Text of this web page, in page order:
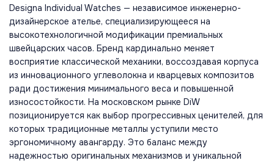
Designa Individual Watches — независимое инженерно-
дизайнерское ателье, специализирующееся на
высокотехнологичной модификации премиальных
швейцарских часов. Бренд кардинально меняет
восприятие классической механики, воссоздавая корпуса
из инновационного углеволокна и кварцевых композитов
ради достижения минимального веса и повышенной
износостойкости. На московском рынке DiW
позиционируется как выбор прогрессивных ценителей, для
которых традиционные металлы уступили место
эргономичному авангарду. Это баланс между
надежностью оригинальных механизмов и уникальной